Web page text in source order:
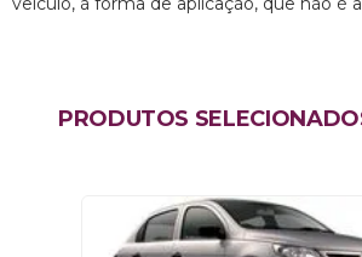
PRODUTOS